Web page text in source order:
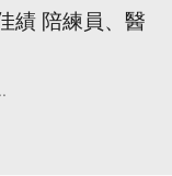
績 陪練員、醫